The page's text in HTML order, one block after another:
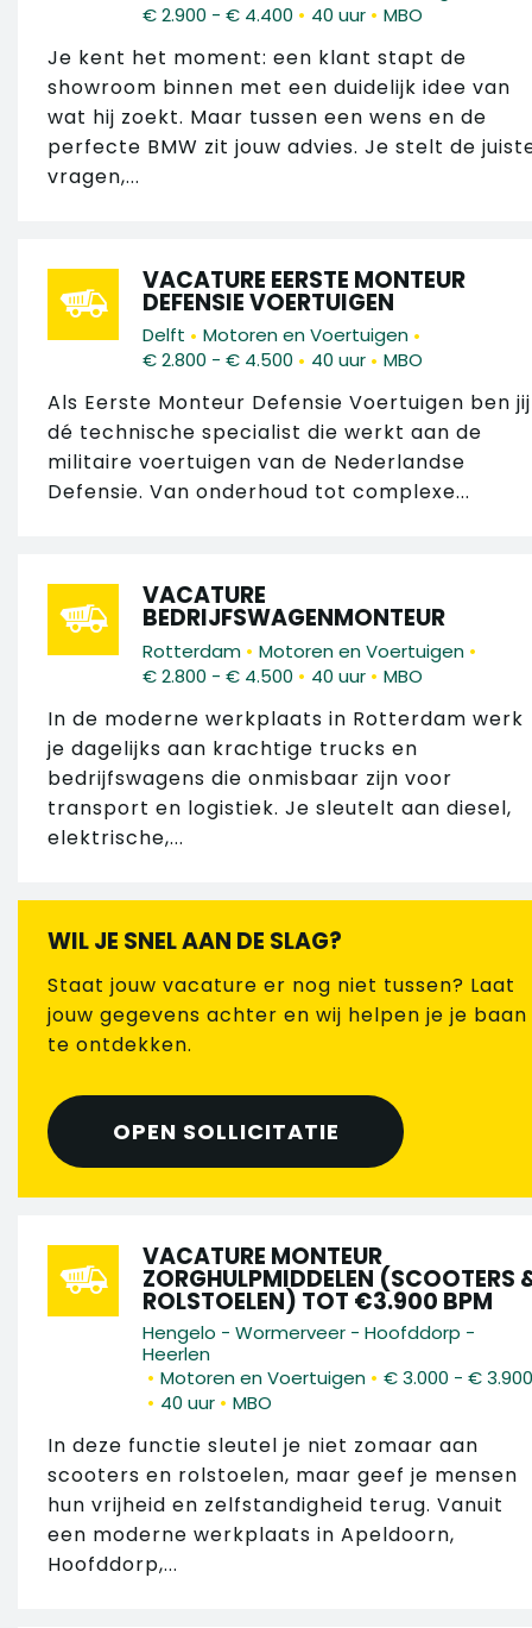
€ 2.900 - € 4.400 • 40 uur • MBO
Je kent het moment: een klant stapt de
showroom binnen met een duidelijk idee van
wat hij zoekt. Maar tussen een wens en de
perfecte BMW zit jouw advies. Je stelt de
vragen,...
VACATURE EERSTE MONTEUR
DEFENSIE VOERTUIGEN
Delft • Motoren en Voertuigen •
€ 2.800 - € 4.500 • 40 uur • MBO
Als Eerste Monteur Defensie Voertuigen ben jij
dé technische specialist die werkt aan de
militaire voertuigen van de Nederlandse
Defensie. Van onderhoud tot complexe...
VACATURE
BEDRIJFSWAGENMONTEUR
Rotterdam • Motoren en Voertuigen •
€ 2.800 - € 4.500 • 40 uur • MBO
In de moderne werkplaats in Rotterdam werk
je dagelijks aan krachtige trucks en
bedrijfswagens die onmisbaar zijn voor
transport en logistiek. Je sleutelt aan diesel,
elektrische,...
WIL JE SNEL AAN DE SLAG?
Staat jouw vacature er nog niet tussen? Laat
jouw gegevens achter en wij helpen je je baan
te ontdekken.
OPEN SOLLICITATIE
VACATURE MONTEUR
ZORGHULPMIDDELEN (SCOOTERS
ROLSTOELEN) TOT €3.900 BPM
Hengelo - Wormerveer - Hoofddorp -
Heerlen
• Motoren en Voertuigen • € 3.000 - € 3.900
• 40 uur • MBO
In deze functie sleutel je niet zomaar aan
scooters en rolstoelen, maar geef je mensen
hun vrijheid en zelfstandigheid terug. Vanuit
een moderne werkplaats in Apeldoorn,
Hoofddorp,...